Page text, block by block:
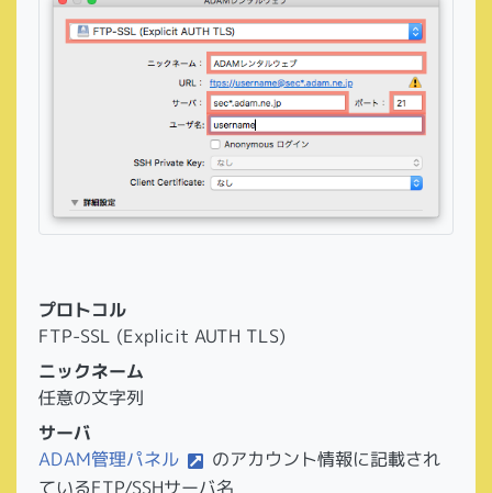
プロトコル
FTP-SSL (Explicit AUTH TLS)
ニックネーム
任意の文字列
サーバ
ADAM管理パネル のアカウント情報に記載され
ているFTP/SSHサーバ名